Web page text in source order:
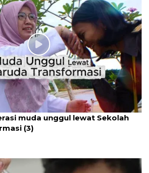
muda unggul lewat Sekolah
(3)